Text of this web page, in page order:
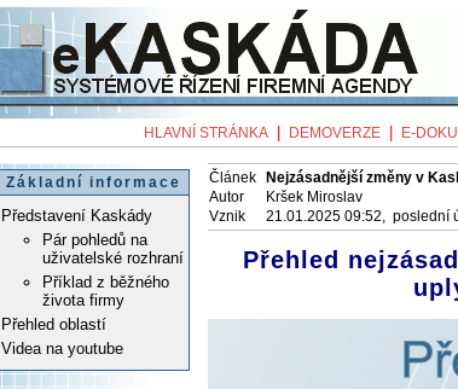
HLAVNÍ STRÁNKA DEMOVERZE E-
Základní informace
Představení Kaskády
Pár pohledů na
uživatelské rozhraní
Příklad z běžného
života firmy
Přehled oblastí
Videa na youtube
Článek
Nejzásadnější změny v
Autor
Kršek Miroslav
Vznik
21.01.2025 09:52, poslední
Přehled